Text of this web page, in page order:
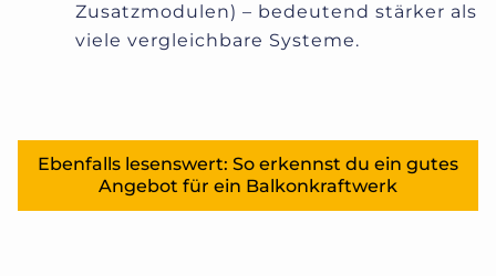
Zusatzmodulen) – bedeutend stärker als
viele vergleichbare Systeme.
Ebenfalls lesenswert: So erkennst du ein gutes
Angebot für ein Balkonkraftwerk